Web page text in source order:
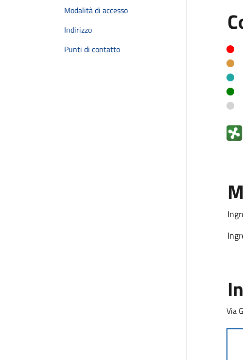
Modalità di accesso
Indirizzo
Punti di contatto
Via